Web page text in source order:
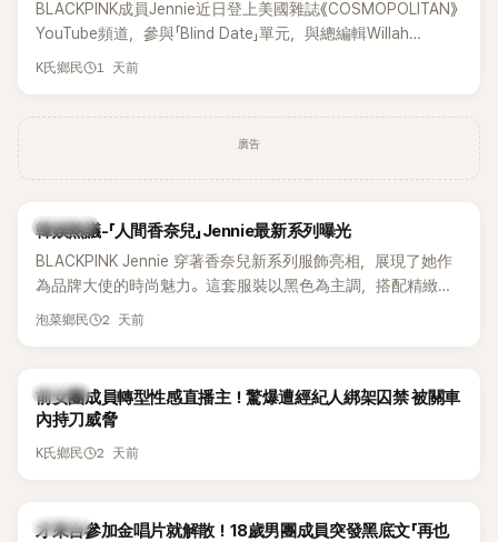
BLACKPINK成員Jennie近日登上美國雜誌《COSMOPOLITAN》
YouTube頻道，參與「Blind Date」單元，與總編輯Willah
Bennett大聊感情話題，從挑選約會對象、聯絡方式，到第一次
K氏鄉民 1 天前
廣告
熱議討論
韓娛熱議-「人間香奈兒」Jennie最新系列曝光
BLACKPINK Jennie 穿著香奈兒新系列服飾亮相，展現了她作
為品牌大使的時尚魅力。這套服裝以黑色為主調，搭配精緻的
細節，完美襯托出 Jennie 的優雅氣質。
泡菜鄉民 2 天前
K-POP
前女團成員轉型性感直播主！驚爆遭經紀人綁架囚禁 被關車
內持刀威脅
K氏鄉民 2 天前
K-POP
才來台參加金唱片就解散！18歲男團成員突發黑底文「再也